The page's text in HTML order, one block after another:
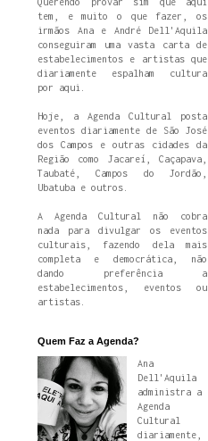
tem, e muito o que fazer, os
irmãos Ana e André Dell'Aquila
conseguiram uma vasta carta de
estabelecimentos e artistas que
diariamente espalham cultura
por aqui.
Hoje, a Agenda Cultural posta
eventos diariamente de São José
dos Campos e outras cidades da
Região como Jacareí, Caçapava,
Taubaté, Campos do Jordão,
Ubatuba e outros.
A Agenda Cultural não cobra
nada para divulgar os eventos
culturais, fazendo dela mais
completa e democrática, não
dando preferência a
estabelecimentos, eventos ou
artistas.
Quem Faz a Agenda?
Ana
Dell'Aquila
administra a
Agenda
Cultural
diariamente,